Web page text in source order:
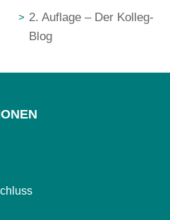
2. Auflage – Der Kolleg-
Blog